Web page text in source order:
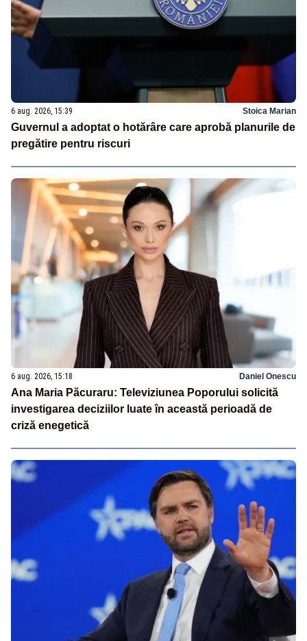
6 aug. 2026, 15:39 Stoica Marian
Guvernul a adoptat o hotărâre care aprobă planurile de
pregătire pentru riscuri
6 aug. 2026, 15:18 Daniel Onescu
Ana Maria Păcuraru: Televiziunea Poporului solicită
investigarea deciziilor luate în această perioadă de
criză enegetică